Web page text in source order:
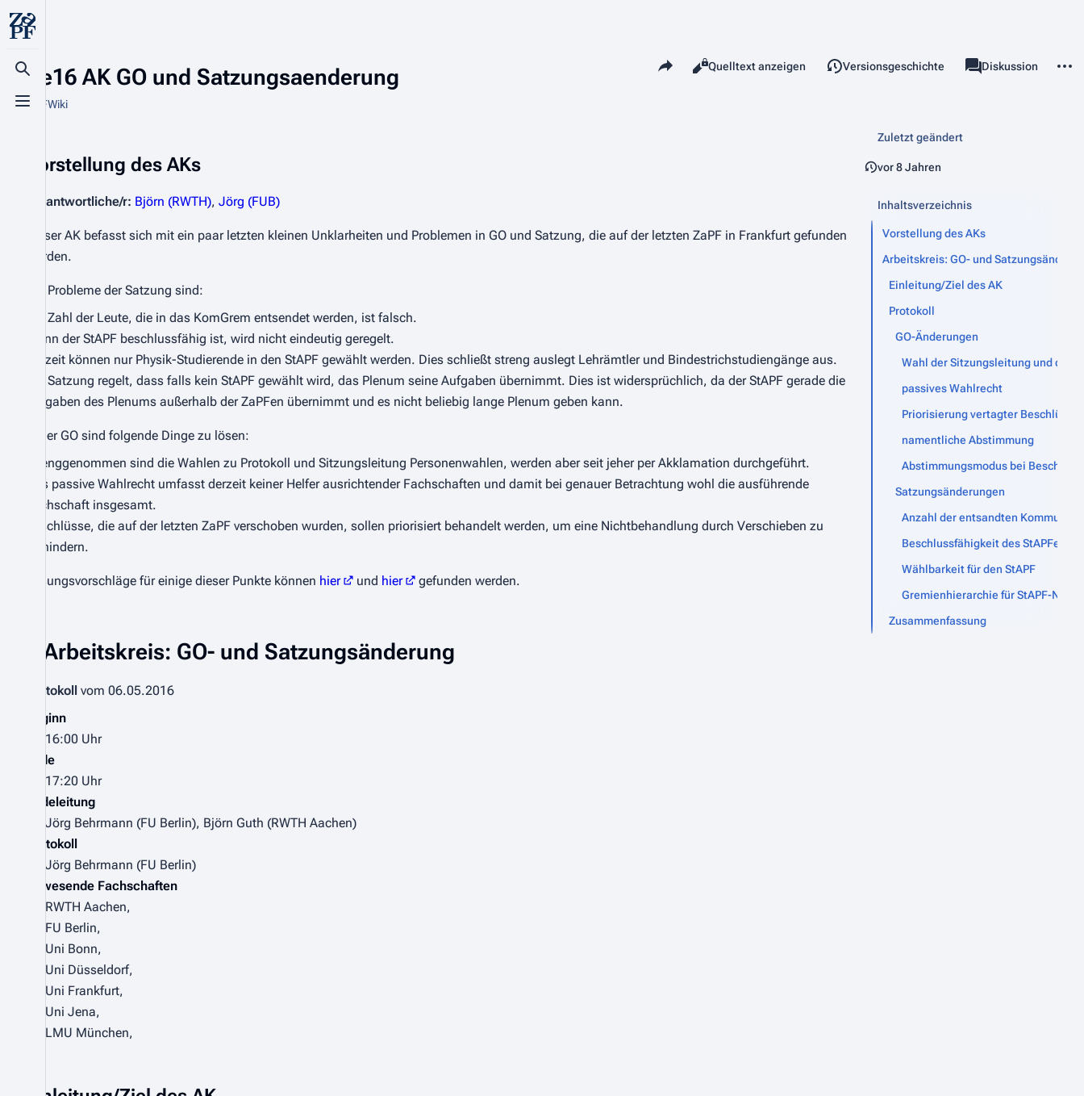
Suche aufrufen
Menü aufrufen
SoSe16 AK GO und Satzungsaenderung
Aus ZaPFWiki
Diese Seite teilen
Ansichten
LesenQuelltext anzeigen Versionsgeschichte associated-pages
SeiteDiskussion
Vorstellung des AKs
Verantwortliche/r: Björn (RWTH), Jörg (FUB)
Dieser AK befasst sich mit ein paar letzten kleinen Unklarheiten und Problemen in GO und Satzung, die auf der letzten ZaPF in Frankfurt gefunden
wurden.
Die Probleme der Satzung sind:
Die Zahl der Leute, die in das KomGrem entsendet werden, ist falsch.
Wann der StAPF beschlussfähig ist, wird nicht eindeutig geregelt.
Derzeit können nur Physik-Studierende in den StAPF gewählt werden. Dies schließt streng auslegt Lehrämtler und Bindestrichstudiengänge aus.
Die Satzung regelt, dass falls kein StAPF gewählt wird, das Plenum seine Aufgaben übernimmt. Dies ist widersprüchlich, da der StAPF gerade die
Aufgaben des Plenums außerhalb der ZaPFen übernimmt und es nicht beliebig lange Plenum geben kann.
In der GO sind folgende Dinge zu lösen:
Strenggenommen sind die Wahlen zu Protokoll und Sitzungsleitung Personenwahlen, werden aber seit jeher per Akklamation durchgeführt.
Das passive Wahlrecht umfasst derzeit keiner Helfer ausrichtender Fachschaften und damit bei genauer Betrachtung wohl die ausführende
Fachschaft insgesamt.
Beschlüsse, die auf der letzten ZaPF verschoben wurden, sollen priorisiert behandelt werden, um eine Nichtbehandlung durch Verschieben zu
verhindern.
Lösungsvorschläge für einige dieser Punkte können hier und hier gefunden werden.
Arbeitskreis: GO- und Satzungsänderung
Protokoll vom 06.05.2016
Beginn
16:00 Uhr
Ende
17:20 Uhr
Redeleitung
Jörg Behrmann (FU Berlin), Björn Guth (RWTH Aachen)
Protokoll
Jörg Behrmann (FU Berlin)
Anwesende Fachschaften
RWTH Aachen,
FU Berlin,
Uni Bonn,
Uni Düsseldorf,
Uni Frankfurt,
Uni Jena,
LMU München,
Zuletzt geändert
vor 8 Jahren
Inhaltsverzeichnis
Vorstellung des AKs
Arbeitskreis: GO- und
Einleitung/Ziel des AK
Protokoll
GO-Änderungen
Wahl der Sitzungsleitung und des
passives Wahlrecht
Priorisierung vertagter Beschlüsse
namentliche Abstimmung
Abstimmungsmodus bei
Satzungsänderungen
Anzahl der entsandten
Beschlussfähigkeit des StAPFes
Wählbarkeit für den StAPF
Gremienhierarchie für StAPF-
Zusammenfassung